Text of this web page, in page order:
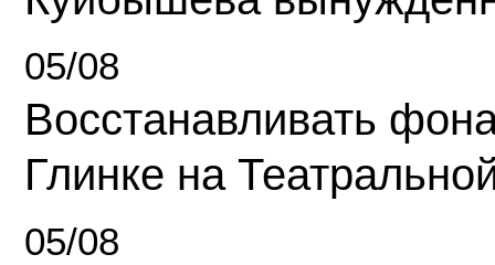
05/08
Восстанавливать
Глинке на
05/08